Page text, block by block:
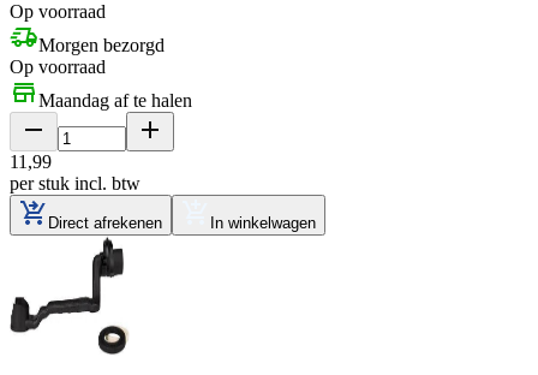
Op voorraad
Morgen bezorgd
Op voorraad
Maandag af te halen
11 ,99
per stuk incl. btw
Direct afrekenen In winkelwagen